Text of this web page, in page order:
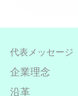
代表メッセージ
企業理念
沿革